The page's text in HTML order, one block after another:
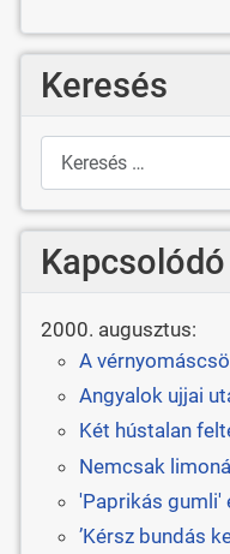
Keresés
Keresés
2000. augusztus:
A
Angyalok ujjai
Két hústalan
Nemcsak
'Paprikás gumli'
’Kérsz bundás